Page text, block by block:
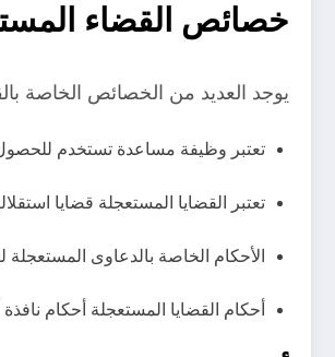
خصائص القضاء
يوجد العديد من الخصائص الخاصة
تعتبر وظيفة مساعدة تستخدم
تعتبر القضايا المستعجلة قضايا
الأحكام الخاصة بالدعاوى المستعجلة
أحكام القضايا المستعجلة أحكام